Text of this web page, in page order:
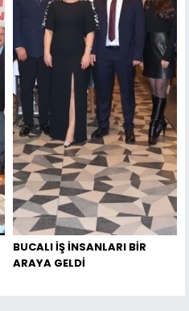
BUCALI İŞ İNSANLARI BİR
ARAYA GELDİ